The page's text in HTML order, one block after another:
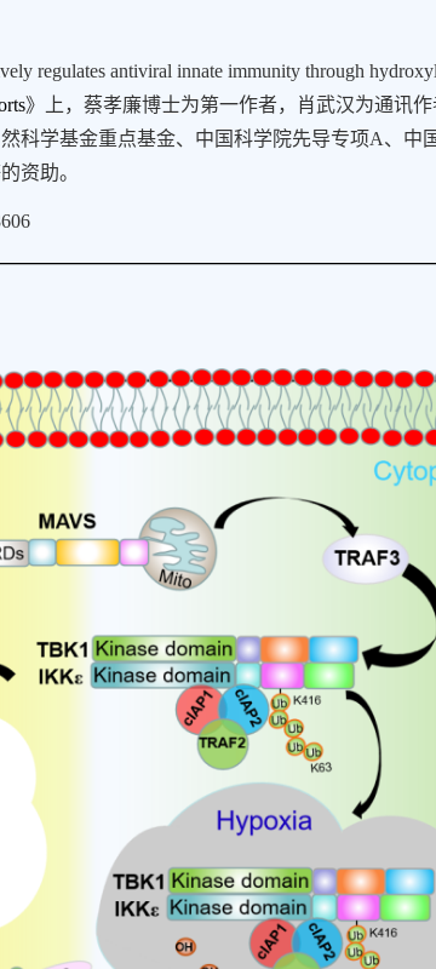
regulates antiviral innate immunity through
》上，蔡孝廉博士为第一作者，肖武汉为通讯作
科学基金重点基金、中国科学院先导专项A、中
资助。